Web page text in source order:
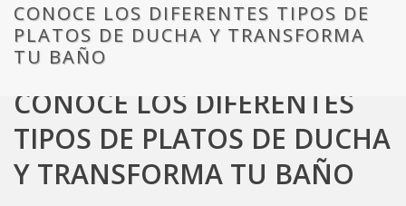
CONOCE LOS DIFERENTES TIPOS DE
PLATOS DE DUCHA Y TRANSFORMA
TU BAÑO
CONOCE LOS DIFERENTES
TIPOS DE PLATOS DE DUCHA
Y TRANSFORMA TU BAÑO